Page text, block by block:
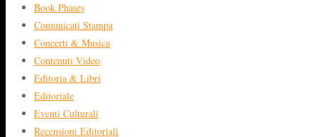
Book Phases
Comunicati Stampa
Concerti & Musica
Contenuti Video
Editoria & Libri
Editoriale
Eventi Culturali
Recensioni Editoriali